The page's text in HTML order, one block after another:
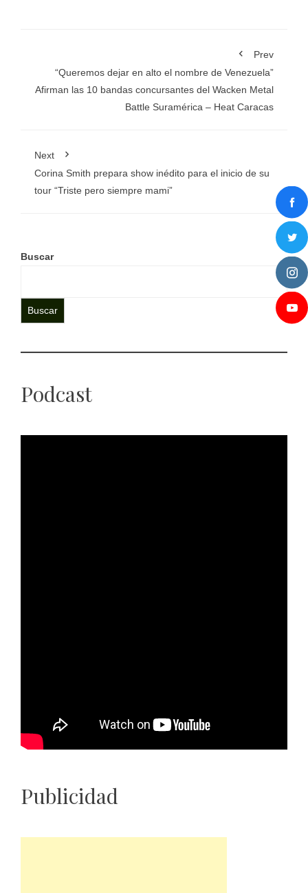
Prev
“Queremos dejar en alto el nombre de Venezuela”
Afirman las 10 bandas concursantes del Wacken Metal
Battle Suramérica – Heat Caracas
Next
Corina Smith prepara show inédito para el inicio de su
tour “Triste pero siempre mami”
Buscar
Buscar
Podcast
Publicidad